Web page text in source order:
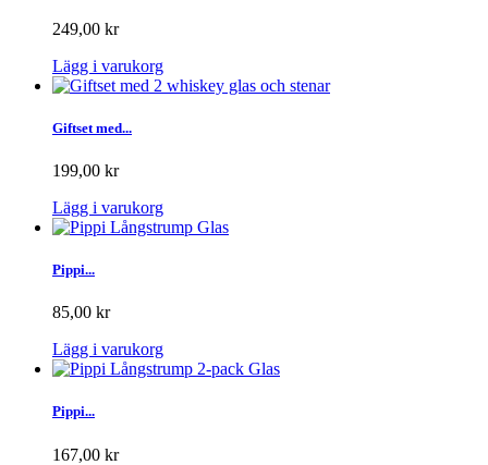
249,00 kr
Lägg i varukorg
Giftset med...
199,00 kr
Lägg i varukorg
Pippi...
85,00 kr
Lägg i varukorg
Pippi...
167,00 kr